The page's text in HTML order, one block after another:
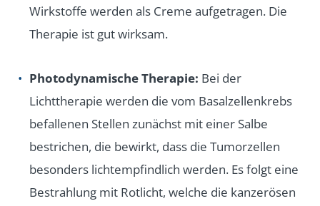
Wirkstoffe werden als Creme aufgetragen. Die
Therapie ist gut wirksam.
Photodynamische Therapie: Bei der
Lichttherapie werden die vom Basalzellenkrebs
befallenen Stellen zunächst mit einer Salbe
bestrichen, die bewirkt, dass die Tumorzellen
besonders lichtempfindlich werden. Es folgt eine
Bestrahlung mit Rotlicht, welche die kanzerösen